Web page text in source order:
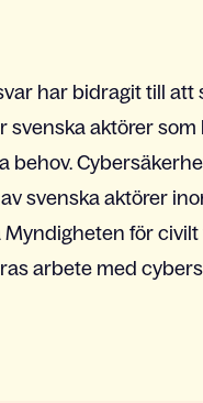
har bidragit till att
aktörer som
behov.
svenska aktörer
för
arbete med